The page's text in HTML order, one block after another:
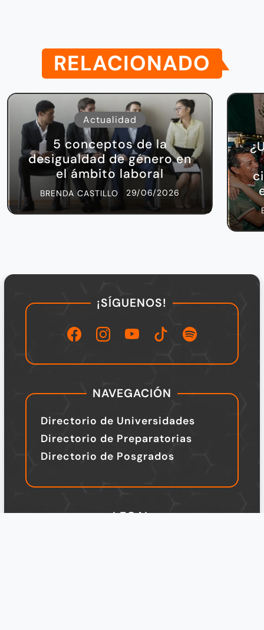
RELACIONADO
Actualidad
5 conceptos de la
desigualdad de género en
el ámbito laboral
BRENDA CASTILLO 29/06/2026
¡SÍGUENOS!
NAVEGACIÓN
Directorio de Universidades
Directorio de Preparatorias
Directorio de Posgrados
LEGAL